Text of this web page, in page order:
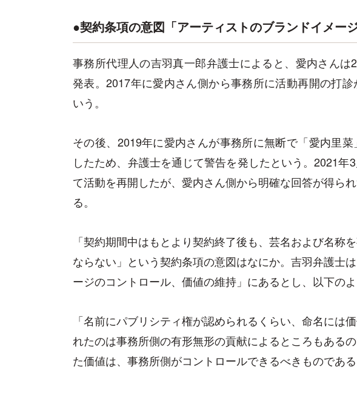
●契約条項の意図「アーティストのブランドイメー
事務所代理人の吉羽真一郎弁護士によると、愛内さんは
発表。2017年に愛内さん側から事務所に活動再開の打
いう。
その後、2019年に愛内さんが事務所に無断で「愛内里
したため、弁護士を通じて警告を発したという。2021年
て活動を再開したが、愛内さん側から明確な回答が得ら
る。
「契約期間中はもとより契約終了後も、芸名および名称
ならない」という契約条項の意図はなにか。吉羽弁護士
ージのコントロール、価値の維持」にあるとし、以下のよ
「名前にパブリシティ権が認められるくらい、命名には
れたのは事務所側の有形無形の貢献によるところもある
た価値は、事務所側がコントロールできるべきものである